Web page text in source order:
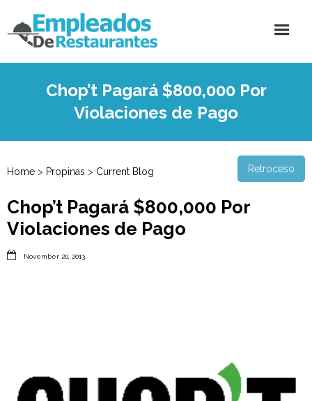
Chop’t Pagará $800,000 Por
Violaciones de Pago
Home > Propinas > Current Blog Retroceso
Chop’t Pagará $800,000 Por
Violaciones de Pago
 November 20, 2013